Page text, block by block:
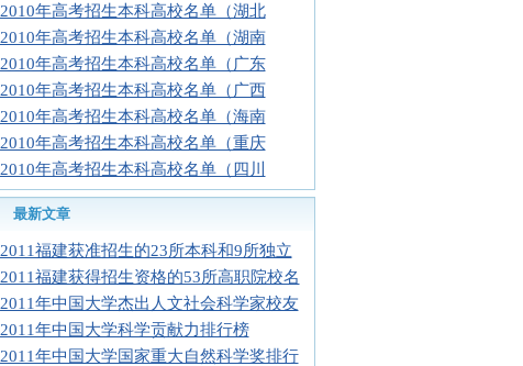
2010年高考招生本科高校名单（湖北
2010年高考招生本科高校名单（湖南
2010年高考招生本科高校名单（广东
2010年高考招生本科高校名单（广西
2010年高考招生本科高校名单（海南
2010年高考招生本科高校名单（重庆
2010年高考招生本科高校名单（四川
最新文章
2011福建获准招生的23所本科和9所独立
2011福建获得招生资格的53所高职院校名
2011年中国大学杰出人文社会科学家校友
2011年中国大学科学贡献力排行榜
2011年中国大学国家重大自然科学奖排行